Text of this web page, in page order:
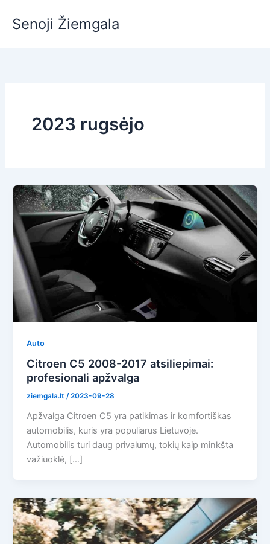
prieSenoji Žiemgala
2023 rugsėjo
Auto
Citroen C5 2008-2017 atsiliepimai:
profesionali apžvalga
ziemgala.lt/2023-09-28
Apžvalga Citroen C5 yra patikimas ir komfortiškas
automobilis, kuris yra populiarus Lietuvoje.
Automobilis turi daug privalumų, tokių kaip minkšta
važiuoklė, […]